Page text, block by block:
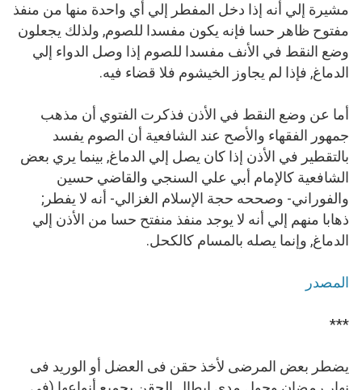
مشيرة إلي أنه إذا دخل المفطر إلي أي واحدة منها من منفذ
مفتوح ظاهر حسا فإنه يكون مفسدا للصوم, ولذلك يجعلون
وضع النقط في الأنف مفسدا للصوم إذا وصل الدواء إلي
الدماغ, فإذا لم يجاوز الخيشوم فلا قضاء فيه.
أما عن وضع النقط في الأذن فذكرت الفتوي أن مذهب
جمهور الفقهاء والأصح عند الشافعية أن الصوم يفسد
بالتقطير في الأذن إذا كان يصل إلي الدماغ, بينما يري بعض
الشافعية كالإمام أبي علي السنجي والقاضي حسين
والفوراني- وصححه حجة الإسلام الغزالي- أنه لا يفطر;
ذهابا منهم إلي أنه لا يوجد منفذ منفتح حسا من الأذن إلي
الدماغ, وإنما يصله بالمسام كالكحل.
المصدر
***
يضطر بعض المرضى لأخذ حقن فى العضل أو الوريد فى